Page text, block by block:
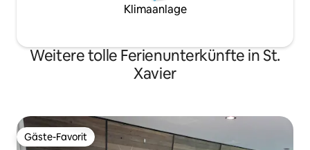
Klimaanlage
Weitere tolle Ferienunterkünfte in St.
Xavier
Gäste-Favorit
Gäste-Favorit